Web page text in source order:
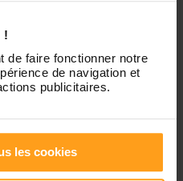
!
de faire fonctionner notre
de navigation et
publicitaires.
les cookies
de jeunes enfantd
de jeunes
de l'expérience auprès